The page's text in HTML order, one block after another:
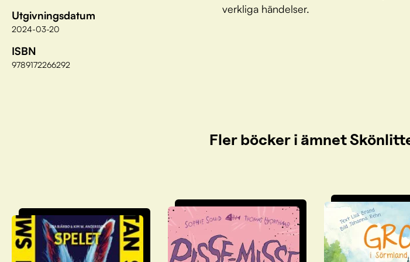
Utgivningsdatum
2024-03-20
ISBN
9789172266292
verkliga händelser.
Fler böcker i ämnet